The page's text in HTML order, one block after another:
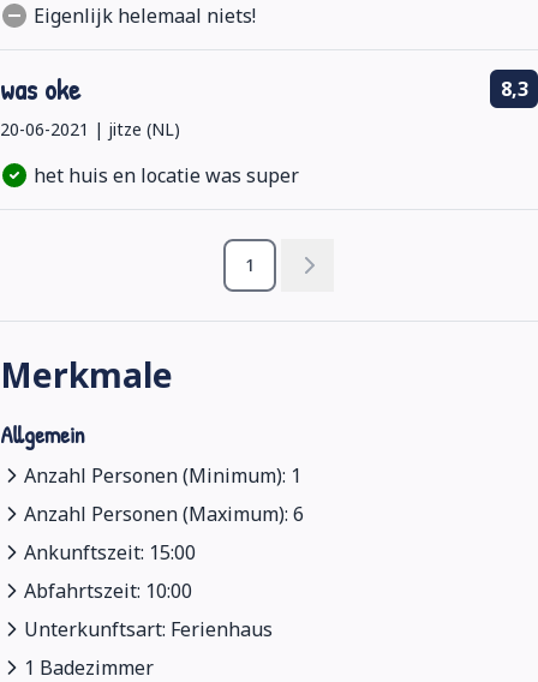
Eigenlijk helemaal niets!
was oke
20-06-2021 | jitze (NL)
8,3
het huis en locatie was super
1
Merkmale
Allgemein
Anzahl Personen (Minimum): 1
Anzahl Personen (Maximum): 6
Ankunftszeit: 15:00
Abfahrtszeit: 10:00
Unterkunftsart: Ferienhaus
1 Badezimmer